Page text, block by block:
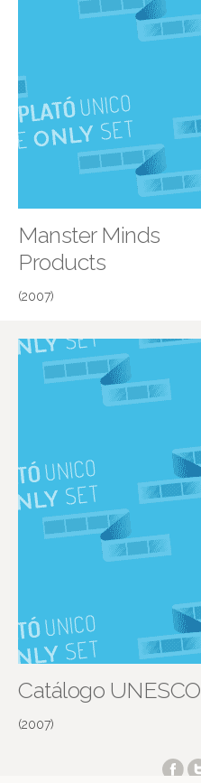
Manster Minds
Products
(2007)
Catálogo UNESCO
(2007)